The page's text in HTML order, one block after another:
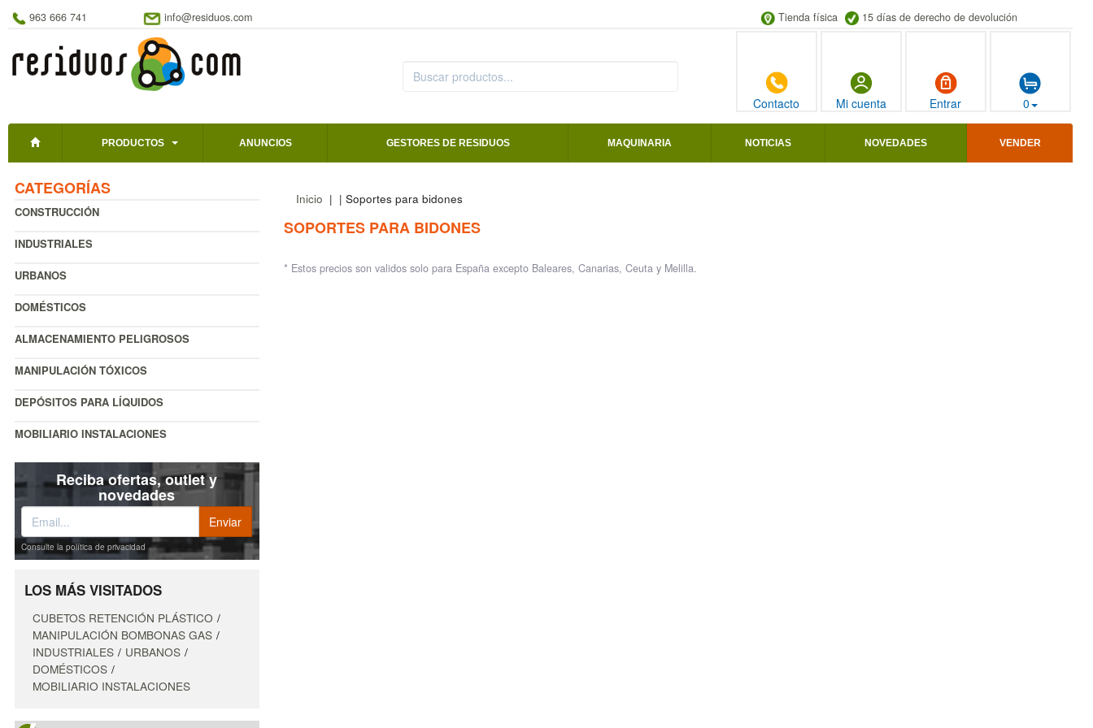
963 666 741 info@residuos.com Tienda física 15 días de derecho de devolución
Contacto Mi cuenta Entrar 0
PRODUCTOS ANUNCIOS GESTORES DE RESIDUOS MAQUINARIA NOTICIAS NOVEDADES VENDER
CATEGORÍAS
CONSTRUCCIÓN
INDUSTRIALES
URBANOS
DOMÉSTICOS
ALMACENAMIENTO PELIGROSOS
MANIPULACIÓN TÓXICOS
DEPÓSITOS PARA LÍQUIDOS
MOBILIARIO INSTALACIONES
Reciba ofertas, outlet y
novedades
Consulte la política de privacidad
LOS MÁS VISITADOS
CUBETOS RETENCIÓN PLÁSTICO
MANIPULACIÓN BOMBONAS GAS
INDUSTRIALES
URBANOS
DOMÉSTICOS
MOBILIARIO INSTALACIONES
Inicio | | Soportes para bidones
SOPORTES PARA BIDONES
* Estos precios son validos solo para España excepto Baleares, Canarias, Ceuta y Melilla.